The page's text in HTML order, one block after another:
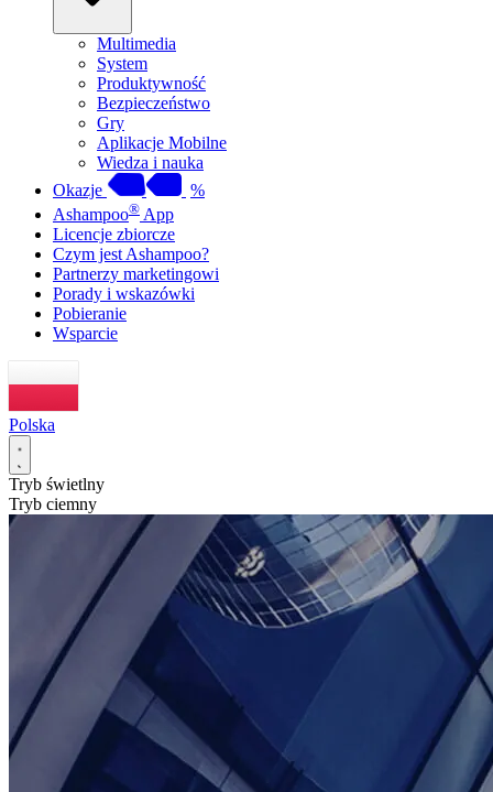
Multimedia
System
Produktywność
Bezpieczeństwo
Gry
Aplikacje Mobilne
Wiedza i nauka
Okazje
%
Ashampoo® App
Licencje zbiorcze
Czym jest Ashampoo?
Partnerzy marketingowi
Porady i wskazówki
Pobieranie
Wsparcie
Polska
Tryb świetlny
Tryb ciemny